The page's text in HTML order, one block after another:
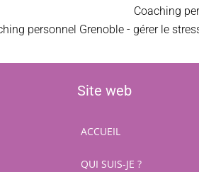
Coaching
personnel Grenoble - gérer le
Site web
ACCUEIL
QUI SUIS-JE ?